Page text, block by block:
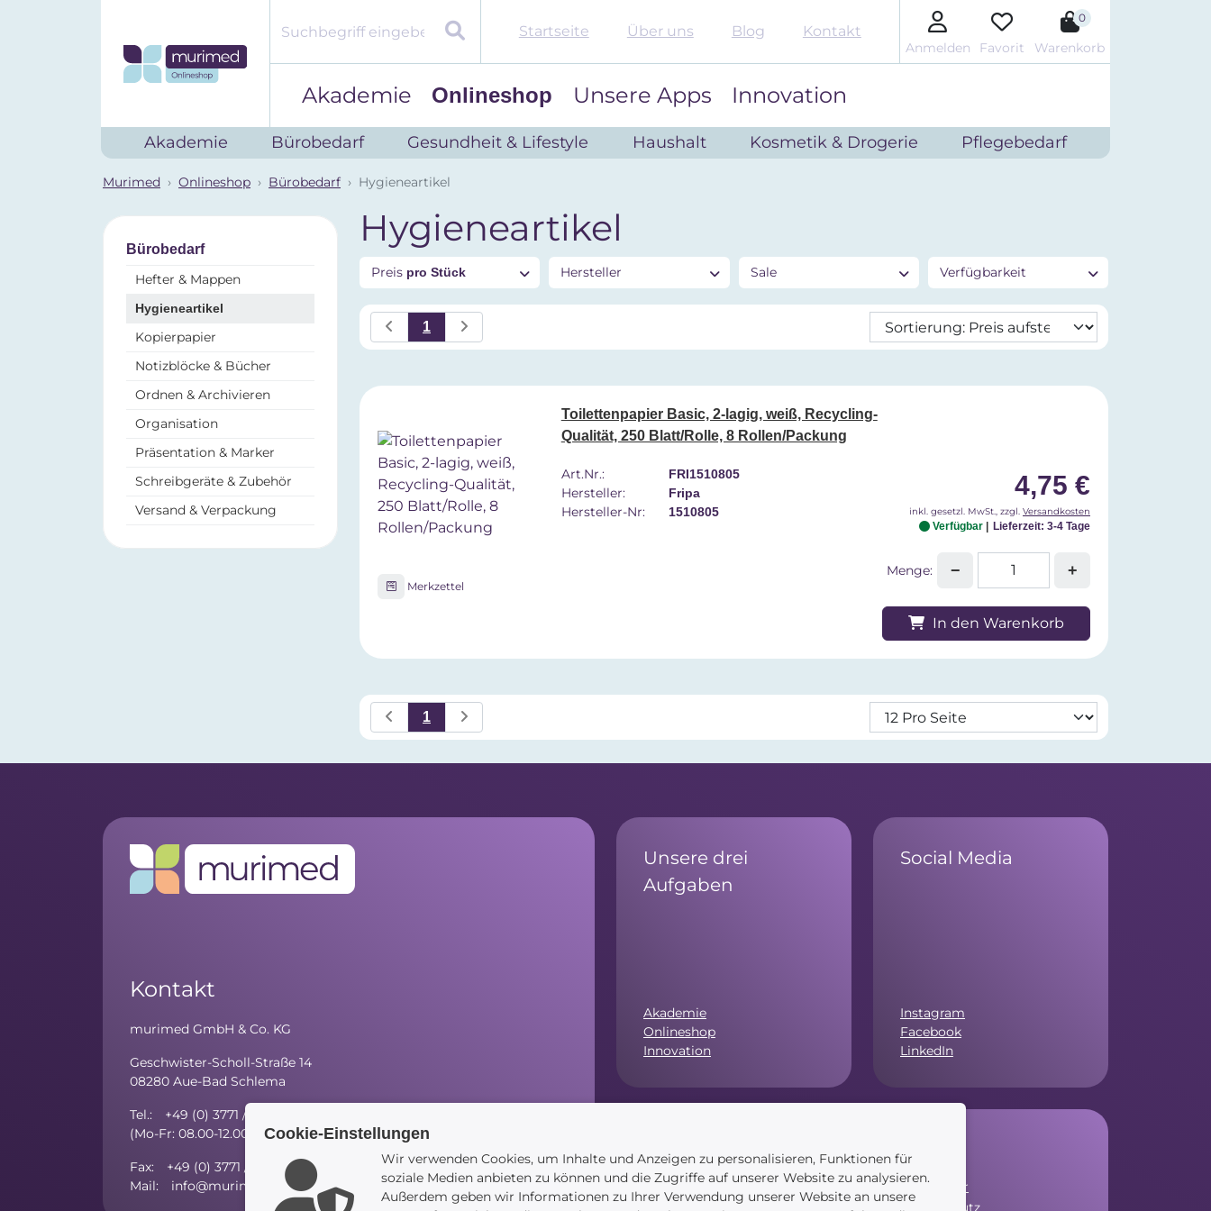
Startseite Über uns Blog Kontakt
Anmelden Favorit
0
Warenkorb
Akademie Onlineshop Unsere Apps Innovation
Akademie Bürobedarf Gesundheit & Lifestyle Haushalt Kosmetik & Drogerie Pflegebedarf
Murimed Onlineshop Bürobedarf Hygieneartikel
Bürobedarf
Hefter & Mappen
Hygieneartikel
Kopierpapier
Notizblöcke & Bücher
Ordnen & Archivieren
Organisation
Präsentation & Marker
Schreibgeräte & Zubehör
Versand & Verpackung
Hygieneartikel
Preis pro Stück Hersteller Sale Verfügbarkeit
1
Merkzettel
Toilettenpapier Basic, 2-lagig, weiß, Recycling-
Qualität, 250 Blatt/Rolle, 8 Rollen/Packung
Art.Nr.: FRI1510805
Hersteller: Fripa
Hersteller-Nr: 1510805
4,75 €
inkl. gesetzl. MwSt., zzgl. Versandkosten
Verfügbar Lieferzeit: 3-4 Tage
Menge: − +
In den Warenkorb
1
Kontakt
murimed GmbH & Co. KG
Geschwister-Scholl-Straße 14
08280 Aue-Bad Schlema
Tel.: +49 (0) 3771 / 59 81 - 10
(Mo-Fr: 08.00-12.00 Uhr; Mo/Di/Do: 13.00-15.00 Uhr)
Fax: +49 (0) 3771 / 27 52 97 - 5
Mail: info@murimed.de
Unsere drei
Aufgaben
Akademie
Onlineshop
Innovation
Social Media
Instagram
Facebook
LinkedIn
Navigation Service
Newsletter
Datenschutz
Cookie-Einstellungen
Wir verwenden Cookies, um Inhalte und Anzeigen zu personalisieren, Funktionen für
soziale Medien anbieten zu können und die Zugriffe auf unserer Website zu analysieren.
Außerdem geben wir Informationen zu Ihrer Verwendung unserer Website an unsere